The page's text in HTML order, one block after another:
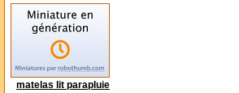
matelas lit parapluie